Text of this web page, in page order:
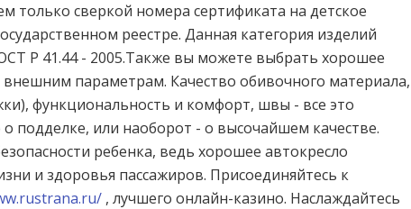
только сверкой номера сертификата на детское
реестре. Данная категория изделий
Р 41.44 - 2005.Также вы можете выбрать хорошее
внешним параметрам. Качество обивочного материала,
функциональность и комфорт, швы - все это
подделке, или наоборот - о высочайшем качестве.
ребенка, ведь хорошее автокресло
и здоровья пассажиров. Присоединяйтесь к
, лучшего онлайн-казино. Наслаждайтесь